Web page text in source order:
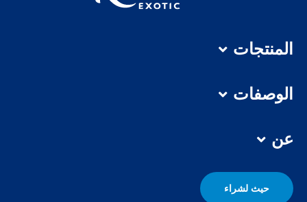
المنتجات
الوصفات
عن
حيث لشراء